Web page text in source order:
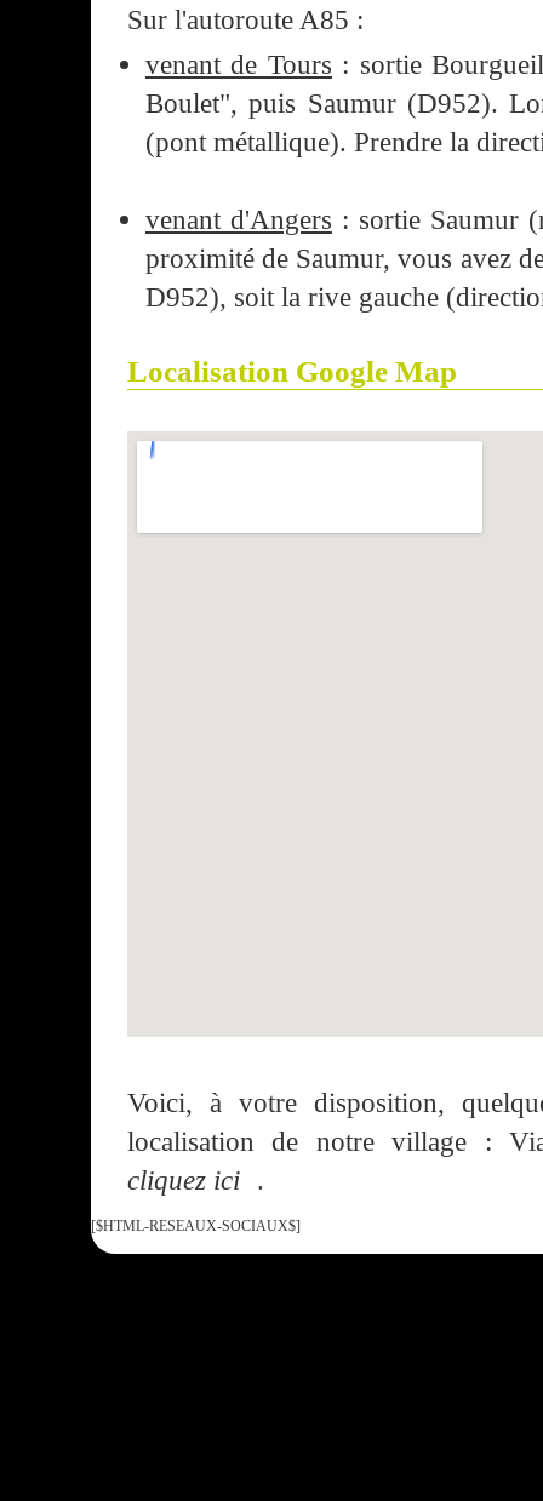
Sur l'autoroute A85 :
venant de Tours : sortie
Boulet", puis Saumur (D952).
(pont métallique). Prendre la
venant d'Angers : sortie Saumur
proximité de Saumur, vous avez
D952), soit la rive gauche
Localisation Google Map
Voici, à votre disposition,
localisation de notre village :
cliquez ici .
[$HTML-RESEAUX-SOCIAUX$]